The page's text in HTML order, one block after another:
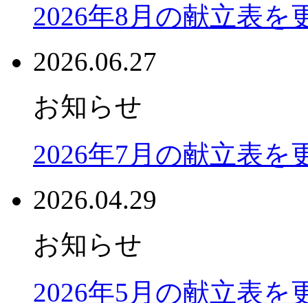
2026年8月の献立表を
2026.06.27
お知らせ
2026年7月の献立表を
2026.04.29
お知らせ
2026年5月の献立表を